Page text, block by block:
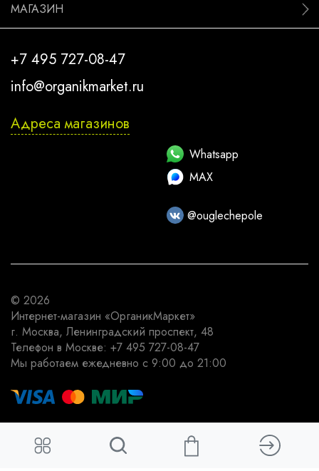
МАГАЗИН
+7 495 727-08-47
info@organikmarket.ru
Адреса магазинов
Whatsapp
MAX
@ouglechepole
© 2026
Интернет-магазин «ОрганикМаркет»
г. Москва, Ленинградский проспект, 48
Телефон в Москве: +7 495 727-08-47
Мы работаем ежедневно с 9:00 до 21:00